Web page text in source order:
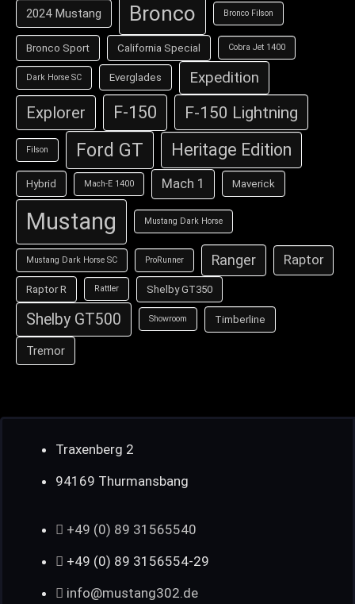
2024 Mustang Bronco Bronco Filson
Bronco Sport California Special Cobra Jet 1400
Dark Horse SC Everglades Expedition
Explorer F-150 F-150 Lightning
Filson Ford GT Heritage Edition
Hybrid Mach-E 1400 Mach 1 Maverick
Mustang Mustang Dark Horse
Mustang Dark Horse SC ProRunner Ranger Raptor
Raptor R Rattler Shelby GT350
Shelby GT500 Showroom Timberline
Tremor
Traxenberg 2
94169 Thurmansbang
+49 (0) 89 31565540
+49 (0) 89 3156554-29
info@mustang302.de